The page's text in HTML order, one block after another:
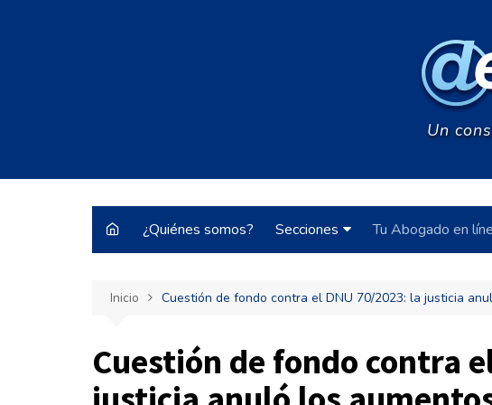
Un
¿Quiénes somos? Secciones
Historias de Burrocracia
ARBA
Pateando Tribunales
Tu Abogado en
Inicio Cuestión de fondo contra el DNU 70/2023: la justicia
Cuestión de fondo contra